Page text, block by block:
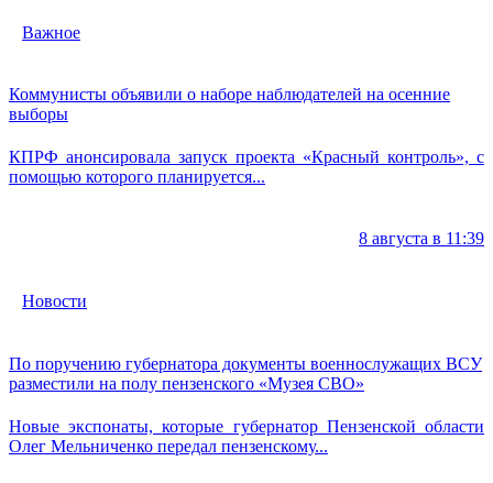
Важное
Коммунисты объявили о наборе наблюдателей на осенние
выборы
КПРФ анонсировала запуск проекта «Красный контроль», с
помощью которого планируется...
8 августа в 11:39
Новости
По поручению губернатора документы военнослужащих ВСУ
разместили на полу пензенского «Музея СВО»
Новые экспонаты, которые губернатор Пензенской области
Олег Мельниченко передал пензенскому...